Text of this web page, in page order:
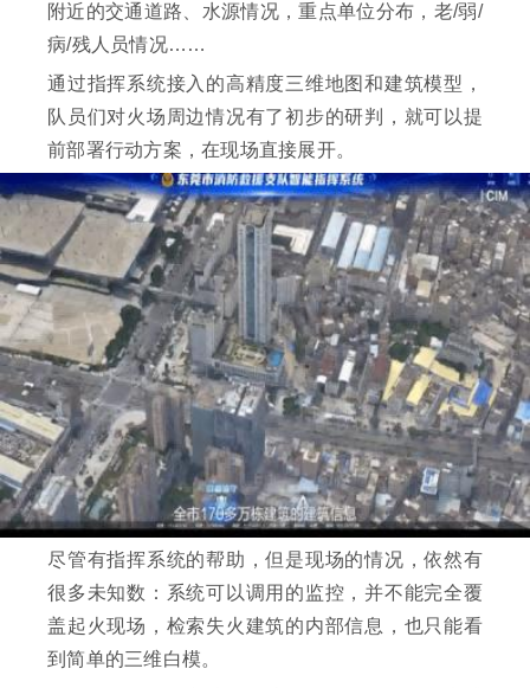
附近的交通道路、水源情况，重点单位分布，老/弱/
病/残人员情况……
通过指挥系统接入的高精度三维地图和建筑模型，
队员们对火场周边情况有了初步的研判，就可以提
前部署行动方案，在现场直接展开。
尽管有指挥系统的帮助，但是现场的情况，依然有
很多未知数：系统可以调用的监控，并不能完全覆
盖起火现场，检索失火建筑的内部信息，也只能看
到简单的三维白模。